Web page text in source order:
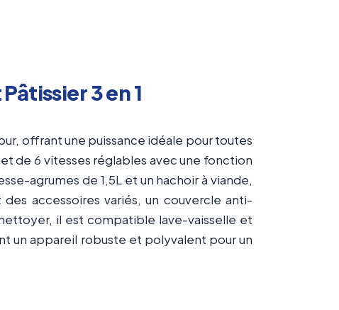
3 en 1
offrant une puissance idéale pour toutes
de 6 vitesses réglables avec une fonction
agrumes de 1,5L et un hachoir à viande,
accessoires variés, un couvercle anti-
il est compatible lave-vaisselle et
un appareil robuste et polyvalent pour un